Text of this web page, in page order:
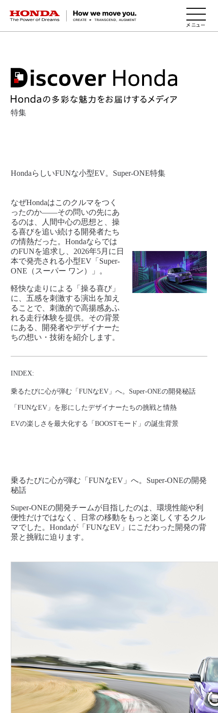
HONDA The Power of Dreams
特集
HondaらしいFUNな小型EV。Super-ONE特集
なぜHondaはこのクルマをつく
ったのか――その問いの先にあ
るのは、人間中心の思想と、操
る喜びを追い続ける開発者たち
の情熱だった。Hondaならでは
のFUNを追求し、2026年5月に日
本で発売される小型EV「Super-
ONE（スーパー ワン）」。
軽快な走りによる「操る喜び」
に、五感を刺激する演出を加え
ることで、刺激的で高揚感あふ
れる走行体験を提供。その背景
にある、開発者やデザイナーた
ちの想い・技術を紹介します。
INDEX:
乗るたびに心が弾む「FUNなEV」へ。Super-ONEの開発秘話
「FUNなEV」を形にしたデザイナーたちの挑戦と情熱
EVの楽しさを最大化する「BOOSTモード」の誕生背景
乗るたびに心が弾む「FUNなEV」へ。Super-ONEの開発
秘話
Super-ONEの開発チームが目指したのは、環境性能や利
便性だけではなく、日常の移動をもっと楽しくするクル
マでした。Hondaが「FUNなEV」にこだわった開発の背
景と挑戦に迫ります。